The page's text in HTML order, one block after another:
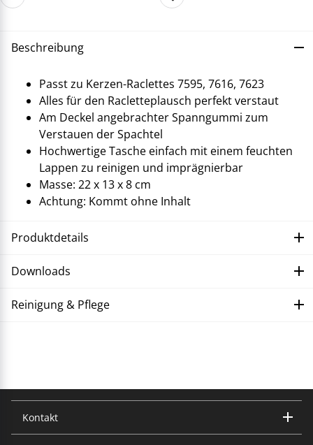
Beschreibung
Passt zu Kerzen-Raclettes 7595, 7616, 7623
Alles für den Racletteplausch perfekt verstaut
Am Deckel angebrachter Spanngummi zum
Verstauen der Spachtel
Hochwertige Tasche einfach mit einem feuchten
Lappen zu reinigen und imprägnierbar
Masse: 22 x 13 x 8 cm
Achtung: Kommt ohne Inhalt
Produktdetails
Downloads
Reinigung & Pflege
Kontakt